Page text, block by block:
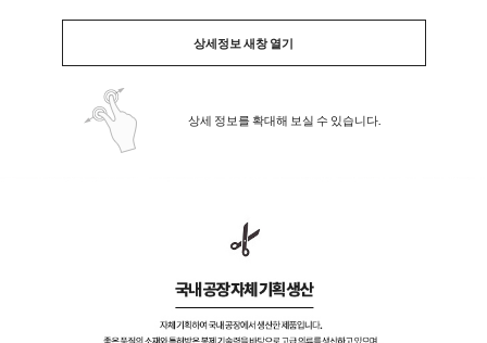
상세정보 새창 열기
상세 정보를 확대해 보실 수 있습니다.